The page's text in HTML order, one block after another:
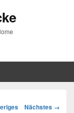
Nächstes →